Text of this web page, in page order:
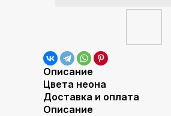
Описание
Цвета неона
Доставка и оплата
Описание